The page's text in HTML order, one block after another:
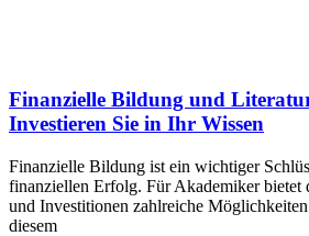
Finanzielle Bildung und
Investieren Sie in Ihr Wissen
Finanzielle Bildung ist ein wichtiger
finanziellen Erfolg. Für Akademiker bietet
und Investitionen zahlreiche
diesem